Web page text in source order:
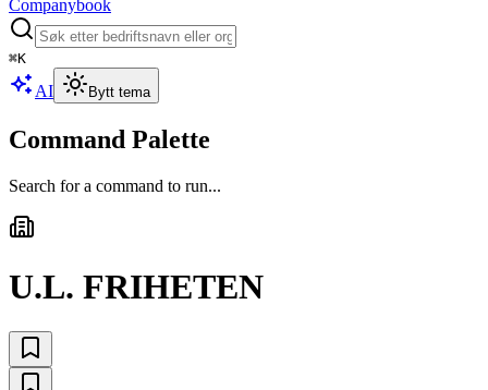
Companybook
⌘K
AI Bytt tema
Command Palette
Search for a command to run...
U.L. FRIHETEN